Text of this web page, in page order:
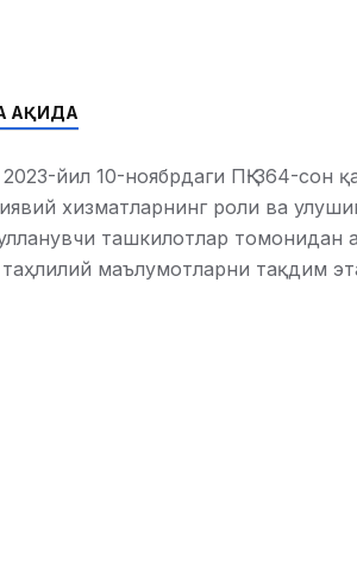
ҲАҚИДА
йил 10-ноябрдаги ПҚ-364-сон
хизматларнинг роли ва
ташкилотлар томонидан
маълумотларни тақдим